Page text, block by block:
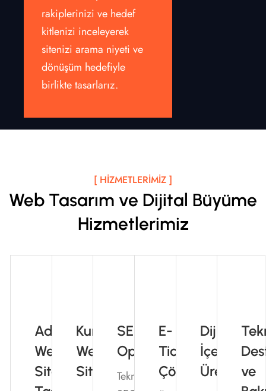
rakiplerinizi ve hedef
kitlenizi inceleyerek
sitenizi arama niyeti ve
dönüşüm hedefiyle
birlikte tasarlarız.
[ HIZMETLERIMIZ ]
Web Tasarım ve Dijital Büyüme
Hizmetlerimiz
Adana
Web
Sitesi
Kurumsal
Web
Sitesi
SEO
Optimizasyonu
Teknik
E-
Ticaret
Çözümleri
Dijital
İçerik
Üretimive